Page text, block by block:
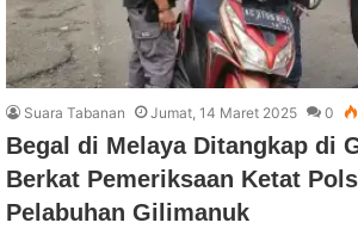
Suara Tabanan Jumat, 14 Maret 2025 0
Begal di Melaya Ditangkap di
Berkat Pemeriksaan Ketat
Pelabuhan Gilimanuk